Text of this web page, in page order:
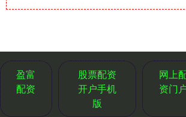
盈富
配资
股票配资
开户手机
版
网上
资门